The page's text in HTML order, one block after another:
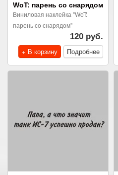
WoT: парень со снарядом
Виниловая наклейка "WoT:
парень со снарядом"
120 руб.
+ В корзину
Подробнее